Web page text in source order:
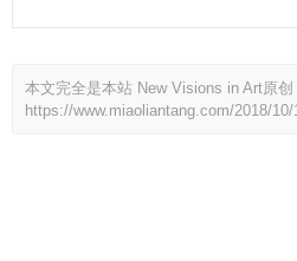
本文完全是本站 New Visions in Art原创
https://www.miaoliantang.com/2018/10/